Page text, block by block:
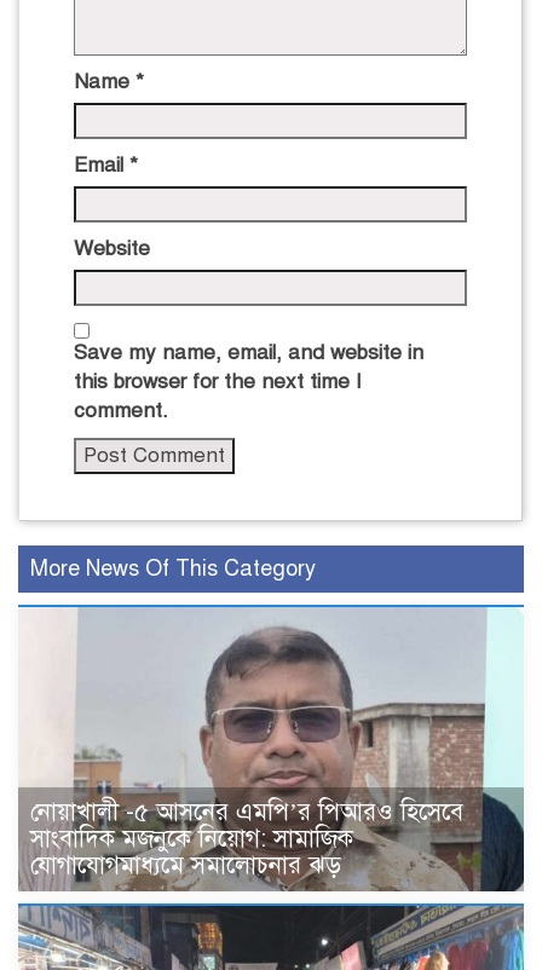
Name *
Email *
Website
Save my name, email, and website in
this browser for the next time I
comment.
More News Of This Category
নোয়াখালী -৫ আসনের এমপি’র পিআরও হিসেবে
সাংবাদিক মজনুকে নিয়োগ: সামাজিক
যোগাযোগমাধ্যমে সমালোচনার ঝড়